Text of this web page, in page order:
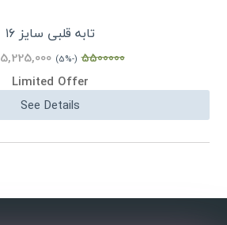
تابه قلبی سایز ۱۶
5500000
(-5%)
5,225,000 ریال
Limited Offer
See Details